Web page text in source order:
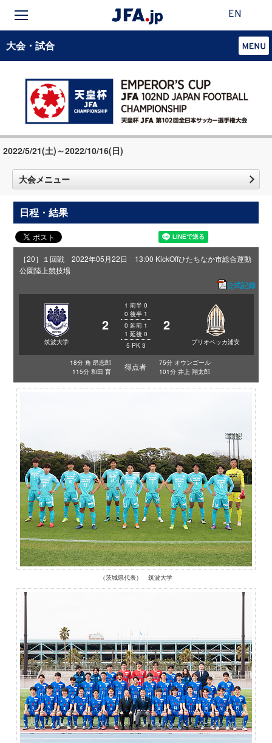
EN
大会・試合
2022/5/21(土)～2022/10/16(日)
大会メニュー
日程・結果
［20］１回戦 2022年05月22日 13:00 KickOffひたちなか市総合運動
公園陸上競技場
公式記録
筑波大学
2
1 前半 0
0 後半 1
0 延前 1
1 延後 0
5 PK 3
2
ブリオベッカ浦安
18分 角 昂志郎
115分 和田 育
得点者
75分 オウンゴール
101分 井上 翔太郎
（茨城県代表） 筑波大学